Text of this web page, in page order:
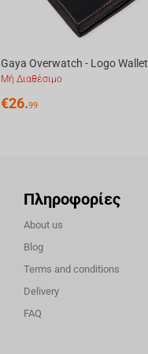
Gaya Overwatch - Logo Wallet
Μή Διαθέσιμο
€26.99
Πληροφορίες
About us
Blog
Terms and conditions
Delivery
FAQ